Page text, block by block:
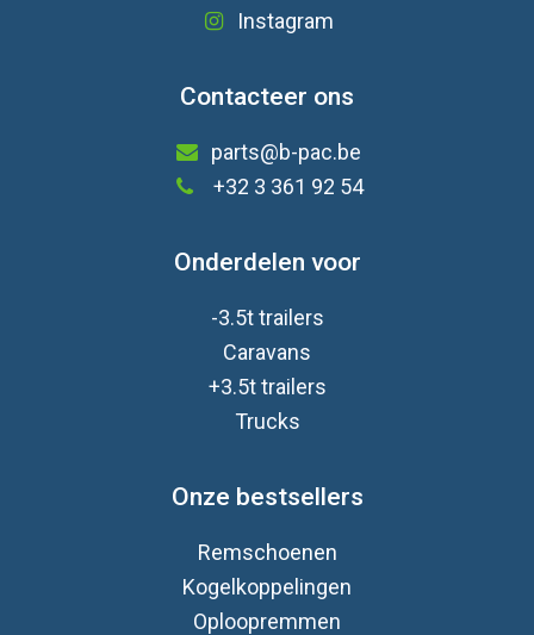
Instagram
Contacteer ons
parts@b-pac.be
+32 3 361 92 54
Onderdelen voor
-3.5t trailers
Caravans
+3.5t trailers
Trucks
Onze bestsellers
Remschoenen
Kogelkoppelingen
Oploopremmen